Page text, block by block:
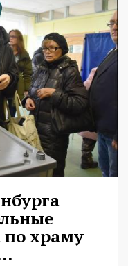
по храму